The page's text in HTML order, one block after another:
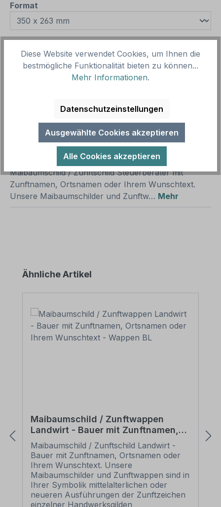
Format
Produkt Anzahl: Gib den
Produktnummer:SH16472.11
Vorlagenummer: MAI-BL-73
Beschreibung
Maibaumschild / Zunftschild Steuerberater mit
Zunftnamen, Ortsnamen oder Ihrem Wunschtext.
Unsere Maibaumschilder und Zunftw… Mehr
Produktgalerie überspringen
Ähnliche Artikel
Maibaumschild / Zunftwappen
Landwirt - Bauer mit Zunftnamen,
Ortsnamen oder Ihrem Wunschtext -
Wappen BL
Maibaumschild / Zunftschild Landwirt -
Bauer mit Zunftnamen, Ortsnamen oder
Ihrem Wunschtext. Unsere
Maibaumschilder und Zunftwappen sind in
Ihrer Symbolik mittelalterlichen oder
neueren Ausführungen der Zunftzeichen
einzelner Handwerksgilden
Diese Website verwendet Cookies, um Ihnen die
bestmögliche Funktionalität bieten zu können...
Mehr Informationen.
Datenschutzeinstellungen
Ausgewählte Cookies akzeptieren
Alle Cookies akzeptieren